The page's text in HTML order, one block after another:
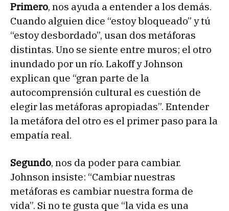
Primero, nos ayuda a entender a los demás.
Cuando alguien dice “estoy bloqueado” y tú
“estoy desbordado”, usan dos metáforas
distintas. Uno se siente entre muros; el otro
inundado por un río. Lakoff y Johnson
explican que “gran parte de la
autocomprensión cultural es cuestión de
elegir las metáforas apropiadas”. Entender
la metáfora del otro es el primer paso para la
empatía real.
Segundo, nos da poder para cambiar.
Johnson insiste: “Cambiar nuestras
metáforas es cambiar nuestra forma de
vida”. Si no te gusta que “la vida es una